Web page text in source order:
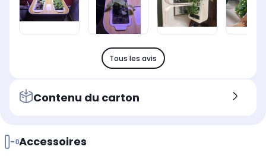
Tous les avis
Contenu du carton
Accessoires